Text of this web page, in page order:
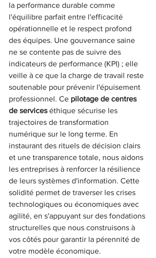
la performance durable comme
l'équilibre parfait entre l'efficacité
opérationnelle et le respect profond
des équipes. Une gouvernance saine
ne se contente pas de suivre des
indicateurs de performance (KPI) ; elle
veille à ce que la charge de travail reste
soutenable pour prévenir l'épuisement
professionnel. Ce pilotage de centres
de services éthique sécurise les
trajectoires de transformation
numérique sur le long terme. En
instaurant des rituels de décision clairs
et une transparence totale, nous aidons
les entreprises à renforcer la résilience
de leurs systèmes d'information. Cette
solidité permet de traverser les crises
technologiques ou économiques avec
agilité, en s'appuyant sur des fondations
structurelles que nous construisons à
vos côtés pour garantir la pérennité de
votre modèle économique.